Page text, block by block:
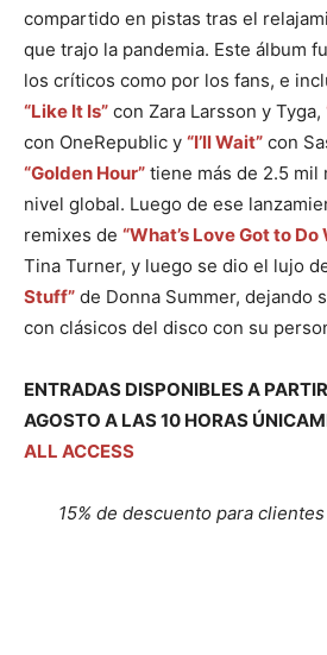
compartido en pistas tras el
que trajo la pandemia. Este álbum
los críticos como por los fans, e
“Like It Is” con Zara Larsson y Tyga,
con OneRepublic y “I’ll Wait” con
“Golden Hour” tiene más de 2.5 mil
nivel global. Luego de ese
remixes de “What’s Love Got to Do
Tina Turner, y luego se dio el lujo
Stuff” de Donna Summer, dejando
con clásicos del disco con su
ENTRADAS DISPONIBLES A
AGOSTO A LAS 10 HORAS
ALL ACCESS
15% de descuento para